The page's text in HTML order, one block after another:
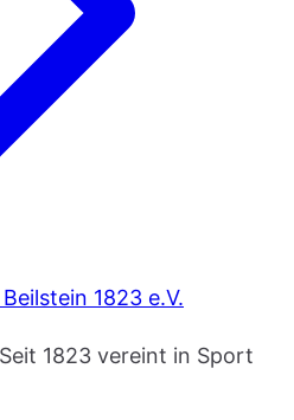
1823 e.V.
1823 vereint in Sport